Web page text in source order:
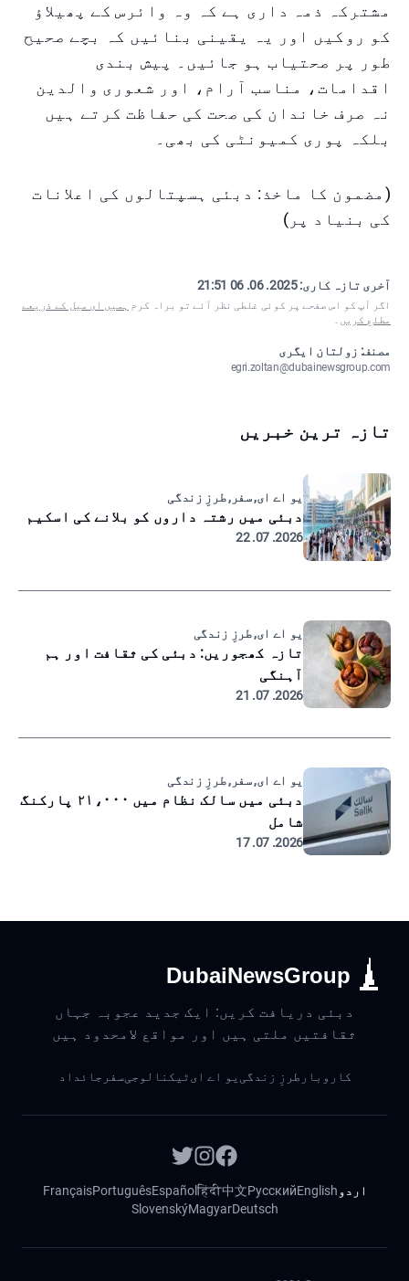
مشترکہ ذمہ داری ہے کہ وہ وائرس کے پھیلاؤ
کو روکیں اور یہ یقینی بنائیں کہ بچے صحیح
طور پر صحتیاب ہو جائیں۔ پیش بندی
اقدامات، مناسب آرام، اور شعوری والدین
نہ صرف خاندان کی صحت کی حفاظت کرتے ہیں
بلکہ پوری کمیونٹی کی بھی۔
(مضمون کا ماخذ: دبئی ہسپتالوں کی اعلانات
کی بنیاد پر)
آخری تازہ کاری:2025. 06. 06 21:51
اگر آپ کو اس صفحے پر کوئی غلطی نظر آئے تو براہ کرم ہمیں ای میل کے ذریعے
مطلع کریں ۔
مصنف: زولتان ایگری
egri.zoltan@dubainewsgroup.com
تازہ ترین خبریں
یو اے ای, سفر, طرزِ زندگی
دبئی میں رشتہ داروں کو بلانے کی اسکیم
2026. 07. 22
یو اے ای, طرزِ زندگی
تازہ کھجوریں: دبئی کی ثقافت اور ہم
آہنگی
2026. 07. 21
یو اے ای, سفر, طرزِ زندگی
دبئی میں سالک نظام میں ۲۱،۰۰۰ پارکنگ
شامل
2026. 07. 17
DubaiNewsGroup
دبئی دریافت کریں: ایک جدید عجوبہ جہاں
ثقافتیں ملتی ہیں اور مواقع لامحدود ہیں
کاروبار طرزِ زندگی یو اے ایٹیکنالوجیسفر جائداد
اردو English
Русский
中文
हिंदी
Español
Português
Français
Deutsch
Magyar
Slovenský